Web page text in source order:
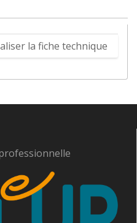
la fiche technique